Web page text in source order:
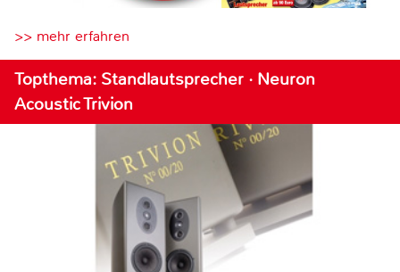
>> mehr erfahren
Topthema: Standlautsprecher · Neuron
Acoustic Trivion